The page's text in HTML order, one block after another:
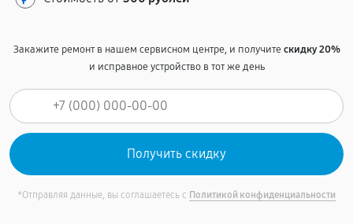
Закажите ремонт в нашем сервисном центре, и получитескидку 20%
и исправное устройство в тот же день
*Отправляя данные, вы соглашаетесь с Политикой конфиденциальности